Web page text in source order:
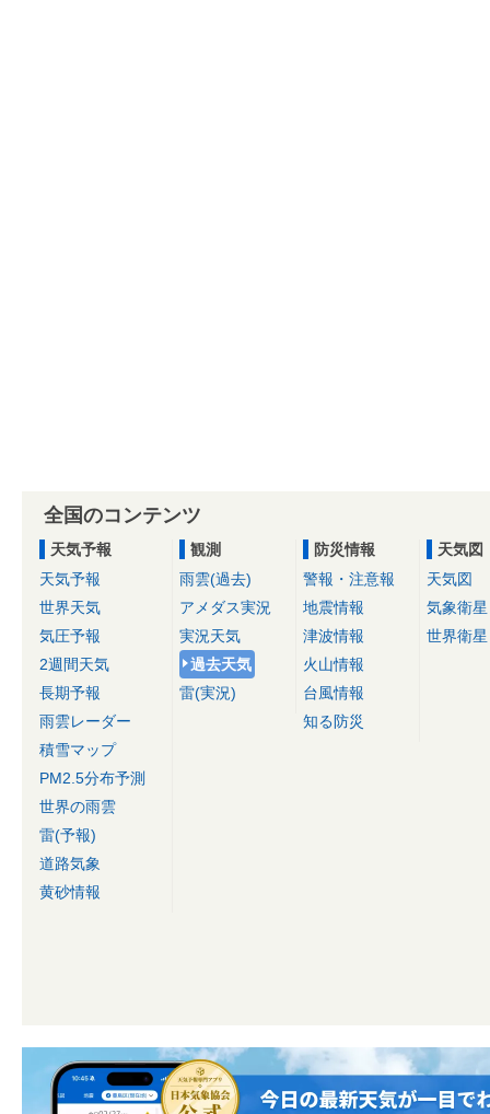
全国のコンテンツ
天気予報
天気予報
世界天気
気圧予報
2週間天気
長期予報
雨雲レーダー
積雪マップ
PM2.5分布予測
世界の雨雲
雷(予報)
道路気象
黄砂情報
観測
雨雲(過去)
アメダス実況
実況天気
過去天気
雷(実況)
防災情報
警報・注意報
地震情報
津波情報
火山情報
台風情報
知る防災
天気図
天気図
気象衛星
世界衛星